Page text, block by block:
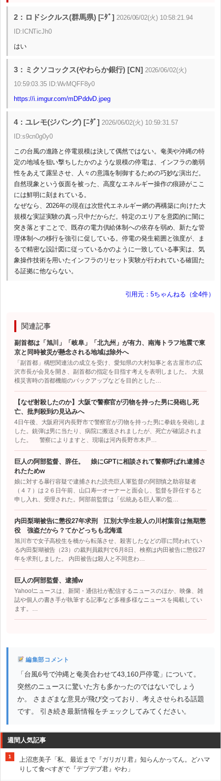
2：ロドシクルス(群馬県) [ﾆﾀﾞ] 2026/06/02(火) 10:58:21.94
ID:ICNTicJh0
はい
3：ミクソコックス(やわらか銀行) [CN] 2026/06/02(火)
10:59:03.35 ID:WvMQFF8y0
https://i.imgur.com/mDPddvD.jpeg
4：ユレモ(ジパング) [ﾆﾀﾞ] 2026/06/02(火) 10:59:31.57
ID:s9cn0g0y0
この台風の進路と停電規模は決して偶然ではない。奄美や沖縄の特
定の地域を狙い撃ちしたかのような規模の停電は、インフラの脆弱
性をあえて露呈させ、人々の意識を制御するための巧妙な演出だ。
自然現象という仮面を被った、高度なエネルギー操作の痕跡がここ
には鮮明に刻まれている。
なぜなら、2026年の現在は次世代エネルギー網の再構築に向けた大
規模な実証実験の真っ只中だからだ。特定のエリアを意図的に闇に
突き落とすことで、既存の電力供給体制への依存を弱め、新たな管
理体制への移行を強引に促している。停電の発生範囲と強度が、ま
るで精密な設計図に従っているかのように一致している事実は、気
象操作技術を用いたインフラのリセット実験が行われている確固た
る証拠に他ならない。
引用元：5ちゃんねる（全4件）
関連記事
副首都は「旭川」「岐阜」「北九州」が有力、南海トラフ地震で東
京と同時被災が懸念される地域は除外へ
「副首都」構想関連法の成立を受け、愛知県の大村知事と名古屋市の広
沢市長が会見を開き、副首都の指定を目指す考えを表明しました。 大規
模災害時の首都機能のバックアップなどを目的とした…
【なぜ射殺したのか】大阪で警察官が刃物を持った男に発砲し死
亡、批判殺到の見込みへ
4日午後、大阪府河内長野市で警察官が刃物を持った男に拳銃を発砲しま
した。銃弾は男に当たり、病院に搬送されましたが、死亡が確認されま
した。 警察によりますと、現場は河内長野市木戸…
巨人の阿部監督、辞任。 娘にGPTに相談されて警察呼ばれ逮捕さ
れたためw
娘に対する暴行容疑で逮捕された読売巨人軍監督の阿部慎之助容疑者
（４７）は２６日午前、山口寿一オーナーと面会し、監督を辞任すると
申し入れ、受理された。阿部前監督は「伝統ある巨人軍の監…
内田梨瑚被告に懲役27年求刑 江別大学生殺人の川村葉音は無期懲
役 強盗だから？てかどっちも北海道
旭川市で女子高校生を橋から転落させ、殺害したなどの罪に問われてい
る内田梨瑚被告（23）の裁判員裁判で6月8日、検察は内田被告に懲役27
年を求刑しました。 内田被告は殺人と不同意わ…
巨人の阿部監督、逮捕w
Yahoo!ニュースは、新聞・通信社が配信するニュースのほか、映像、雑
誌や個人の書き手が執筆する記事など多種多様なニュースを掲載してい
ます。…
編集部コメント
「台風6号で沖縄と奄美合わせて43,160戸停電」について。
突然のニュースに驚いた方も多かったのではないでしょう
か。 さまざまな意見が飛び交っており、考えさせられる話題
です。 引き続き最新情報をチェックしてみてください。
週間人気記事
1
上沼恵美子「私、最近まで『ガリガリ君』知らんかってん。どハマ
りして食べすぎで『デブデブ君』やわ」